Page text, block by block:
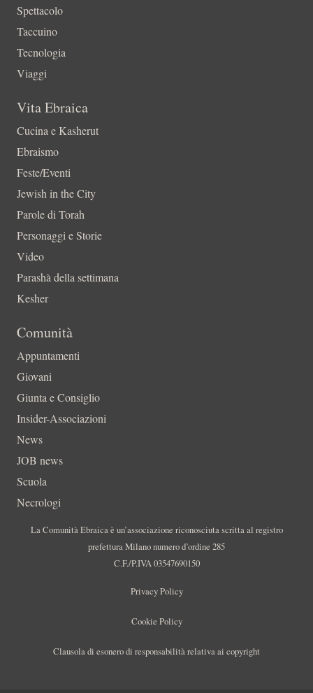
Spettacolo
Taccuino
Tecnologia
Viaggi
Vita Ebraica
Cucina e Kasherut
Ebraismo
Feste/Eventi
Jewish in the City
Parole di Torah
Personaggi e Storie
Video
Parashà della settimana
Kesher
Comunità
Appuntamenti
Giovani
Giunta e Consiglio
Insider-Associazioni
News
JOB news
Scuola
Necrologi
La Comunità Ebraica è un’associazione riconosciuta scritta al registro
prefettura Milano numero d’ordine 285
C.F./P.IVA 03547690150
Privacy Policy
Cookie Policy
Clausola di esonero di responsabilità relativa ai copyright